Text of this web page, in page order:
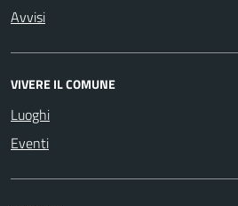
Avvisi
VIVERE IL COMUNE
Luoghi
Eventi